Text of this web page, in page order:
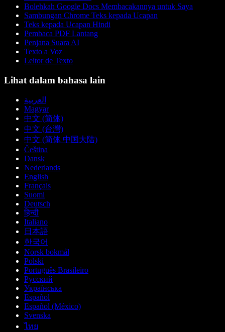
Bolehkah Google Docs Membacakannya untuk Saya
Sambungan Chrome Teks kepada Ucapan
Teks kepada Ucapan Hindi
Pembaca PDF Lantang
Penjana Suara AI
Texto a Voz
Leitor de Texto
Lihat dalam bahasa lain
العربية
Magyar
中文 (简体)
中文 (台灣)
中文 (简体 中国大陆)
Čeština
Dansk
Nederlands
English
Français
Suomi
Deutsch
हिन्दी
Italiano
日本語
한국어
Norsk bokmål
Polski
Português Brasileiro
Русский
Українська
Español
Español (México)
Svenska
ไทย